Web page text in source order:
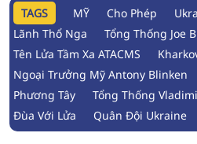
TAGS MỸ Cho Phép
Lãnh Thổ Nga
Tổng Thống Joe
Tên Lửa Tầm Xa ATACMS
Ngoại Trưởng Mỹ Antony Blinken
Phương Tây
Tổng Thống
Đùa Với Lửa
Quân Đội Ukraine